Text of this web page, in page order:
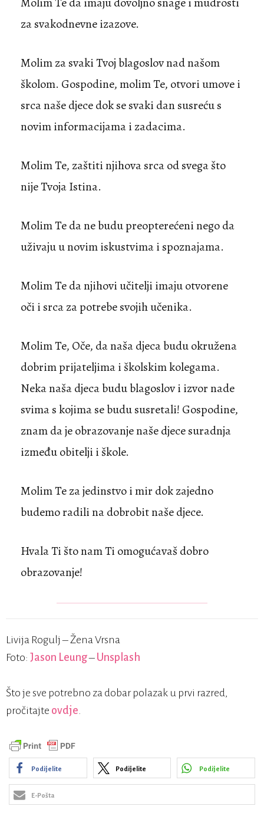
za svakodnevne izazove.
Molim za svaki Tvoj blagoslov nad našom
školom. Gospodine, molim Te, otvori umove i
srca naše djece dok se svaki dan susreću s
novim informacijama i zadacima.
Molim Te, zaštiti njihova srca od svega što
nije Tvoja Istina.
Molim Te da ne budu preopterećeni nego da
uživaju u novim iskustvima i spoznajama.
Molim Te da njihovi učitelji imaju otvorene
oči i srca za potrebe svojih učenika.
Molim Te, Oče, da naša djeca budu okružena
dobrim prijateljima i školskim kolegama.
Neka naša djeca budu blagoslov i izvor nade
svima s kojima se budu susretali! Gospodine,
znam da je obrazovanje naše djece suradnja
između obitelji i škole.
Molim Te za jedinstvo i mir dok zajedno
budemo radili na dobrobit naše djece.
Hvala Ti što nam Ti omogućavaš dobro
obrazovanje!
Livija Rogulj – Žena Vrsna
Foto: Jason Leung– Unsplash
Što je sve potrebno za dobar polazak u prvi razred,
pročitajte ovdje.
Podijelite Podijelite Podijelite
E-Pošta